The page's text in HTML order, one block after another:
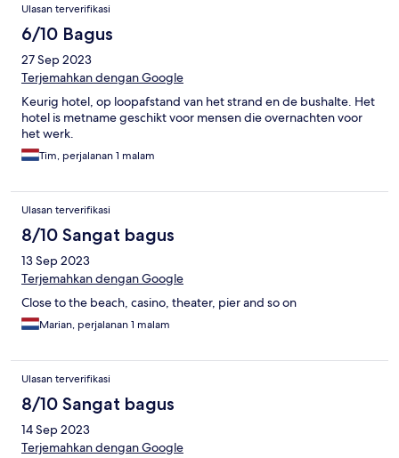
Ulasan terverifikasi
6/10 Bagus
27 Sep 2023
Terjemahkan dengan Google
Keurig hotel, op loopafstand van het strand en de bushalte. Het
hotel is metname geschikt voor mensen die overnachten voor
het werk.
Tim, perjalanan 1 malam
Ulasan terverifikasi
8/10 Sangat bagus
13 Sep 2023
Terjemahkan dengan Google
Close to the beach, casino, theater, pier and so on
Marian, perjalanan 1 malam
Ulasan terverifikasi
8/10 Sangat bagus
14 Sep 2023
Terjemahkan dengan Google